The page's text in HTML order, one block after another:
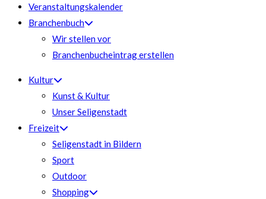
Veranstaltungskalender
Branchenbuch
Wir stellen vor
Branchenbucheintrag erstellen
Kultur
Kunst & Kultur
Unser Seligenstadt
Freizeit
Seligenstadt in Bildern
Sport
Outdoor
Shopping